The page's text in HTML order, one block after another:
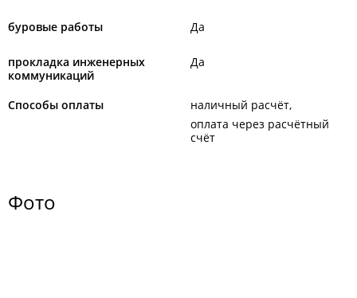
буровые работы Да
прокладка инженерных
коммуникаций
Да
Способы оплаты
наличный расчёт
оплата через расчётный
счёт
Фото